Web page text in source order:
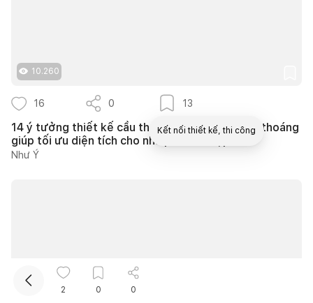
10.260
16 0 13
14 ý tưởng thiết kế cầu thang ngoài trời thông thoáng
giúp tối ưu diện tích cho nhà phố nhỏ hẹp
Như Ý
2 0 0
Kết nối thiết kế, thi công